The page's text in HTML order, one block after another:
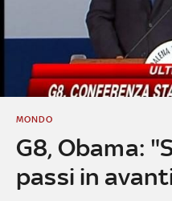
G8, Obama:
passi in
MONDO